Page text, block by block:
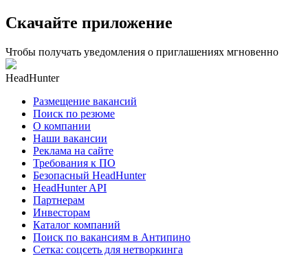
Скачайте приложение
Чтобы получать уведомления о приглашениях мгновенно
HeadHunter
Размещение вакансий
Поиск по резюме
О компании
Наши вакансии
Реклама на сайте
Требования к ПО
Безопасный HeadHunter
HeadHunter API
Партнерам
Инвесторам
Каталог компаний
Поиск по вакансиям в Антипино
Сетка: соцсеть для нетворкинга